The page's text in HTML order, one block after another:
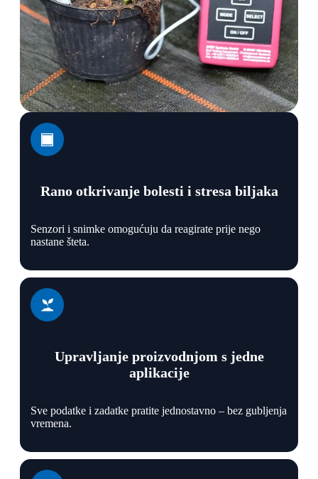
Rano otkrivanje bolesti i stresa biljaka
Senzori i snimke omogućuju da reagirate prije nego
nastane šteta.
Upravljanje proizvodnjom s jedne
aplikacije
Sve podatke i zadatke pratite jednostavno – bez gubljenja
vremena.